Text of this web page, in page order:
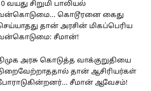
வயது சிறுமி பாலியல்
கொடூரனை கைது
தான் அரசின் மிகப்பெரிய
சீமான்!
அரசு கொடுத்த வாக்குறுதியை
தான் ஆசிரியர்கள்
சீமான் ஆவேசம்!